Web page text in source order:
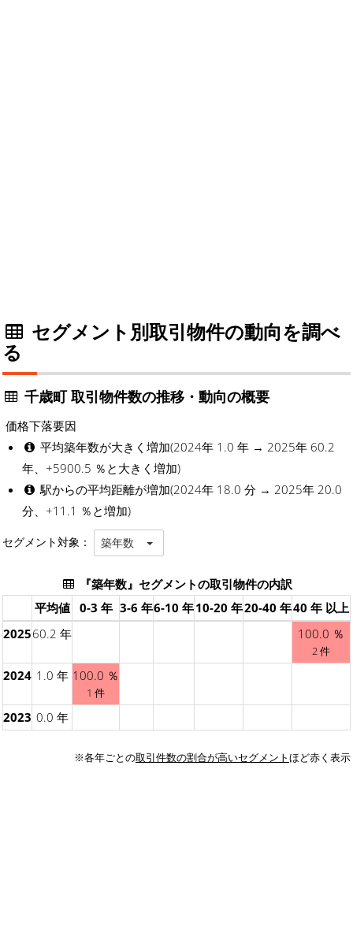
セグメント別取引物件の動向を調べ
る
千歳町 取引物件数の推移・動向の概要
価格下落要因
平均築年数が大きく増加(2024年 1.0 年 → 2025年 60.2
年、+5900.5 ％と大きく増加)
駅からの平均距離が増加(2024年 18.0 分 → 2025年 20.0
分、+11.1 ％と増加)
セグメント対象： 築年数
『築年数』セグメントの取引物件の内訳
平均値
0-3 年 3-6 年6-10 年10-20 年20-40 年40 年 以上
202560.2 年 100.0 ％
2 件
2024 1.0 年 100.0 ％
1 件
2023 0.0 年
※各年ごとの取引件数の割合が高いセグメントほど赤く表示